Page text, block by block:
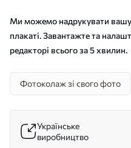
Ми можемо надрукувати
плакаті. Завантажте та
редакторі всього за 5 хвилин.
Фотоколаж зі свого фото
Українське
виробництво